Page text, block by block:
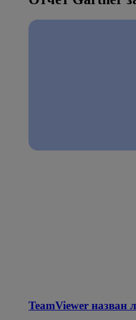
TeamViewer назван